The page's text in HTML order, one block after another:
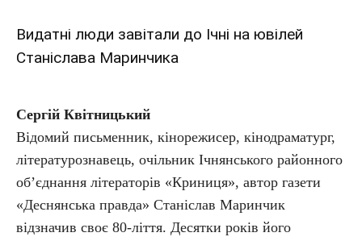
Видатні люди завітали до Ічні на ювілей
Станіслава Маринчика
Сергій Квітницький
Відомий письменник, кінорежисер, кінодраматург,
літературознавець, очільник Ічнянського районного
об’єднання літераторів «Криниця», автор газети
«Деснянська правда» Станіслав Маринчик
відзначив своє 80-ліття. Десятки років його